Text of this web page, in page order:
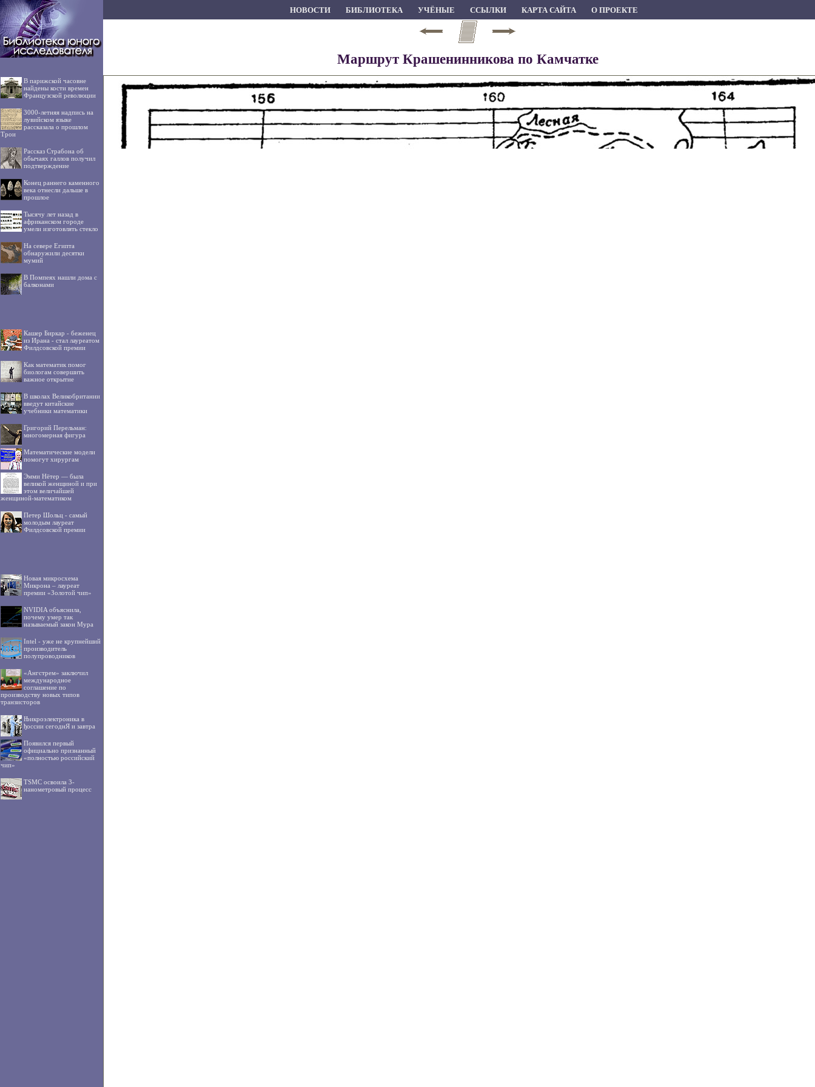
НОВОСТИ БИБЛИОТЕКА УЧЁНЫЕ ССЫЛКИ КАРТА САЙТА О ПРОЕКТЕ
В парижской часовне
найдены кости времен
Французской революции
3000-летняя надпись на
лувийском языке
рассказала о прошлом
Трои
Рассказ Страбона об
обычаях галлов получил
подтверждение
Конец раннего каменного
века отнесли дальше в
прошлое
Тысячу лет назад в
африканском городе
умели изготовлять стекло
На севере Египта
обнаружили десятки
мумий
В Помпеях нашли дома с
балконами
Кашер Биркар - беженец
из Ирана - стал лауреатом
Филдсовской премии
Как математик помог
биологам совершить
важное открытие
В школах Великобритании
введут китайские
учебники математики
Григорий Перельман:
многомерная фигура
Математические модели
помогут хирургам
Эмми Нётер — была
великой женщиной и при
этом величайшей
женщиной-математиком
Петер Шольц - самый
молодым лауреат
Филдсовской премии
Новая микросхема
Микрона – лауреат
премии «Золотой чип»
NVIDIA объяснила,
почему умер так
называемый закон Мура
Intel - уже не крупнейший
производитель
полупроводников
«Ангстрем» заключил
международное
соглашение по
производству новых типов
транзисторов
Њикроэлектроника в
ђоссии сегоднЯ и завтра
Появился первый
официально признанный
«полностью российский
чип»
TSMC освоила 3-
нанометровый процесс
Маршрут Крашенинникова по Камчатке